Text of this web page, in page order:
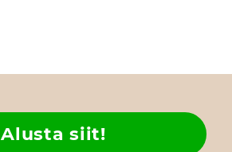
Alusta siit!